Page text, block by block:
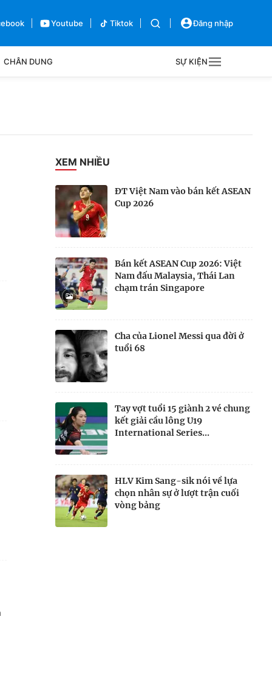
Youtube Tiktok Đăng nhập
CHÂN DUNG SỰ KIỆN
XEM NHIỀU
ĐT Việt Nam vào bán kết ASEAN
Cup 2026
Bán kết ASEAN Cup 2026: Việt
Nam đấu Malaysia, Thái Lan
chạm trán Singapore
Cha của Lionel Messi qua đời ở
tuổi 68
Tay vợt tuổi 15 giành 2 vé chung
kết giải cầu lông U19
International Series...
HLV Kim Sang-sik nói về lựa
chọn nhân sự ở lượt trận cuối
vòng bảng